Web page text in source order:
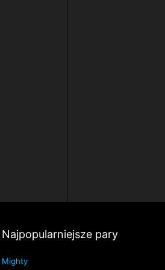
Najpopularniejsze pary
Mighty